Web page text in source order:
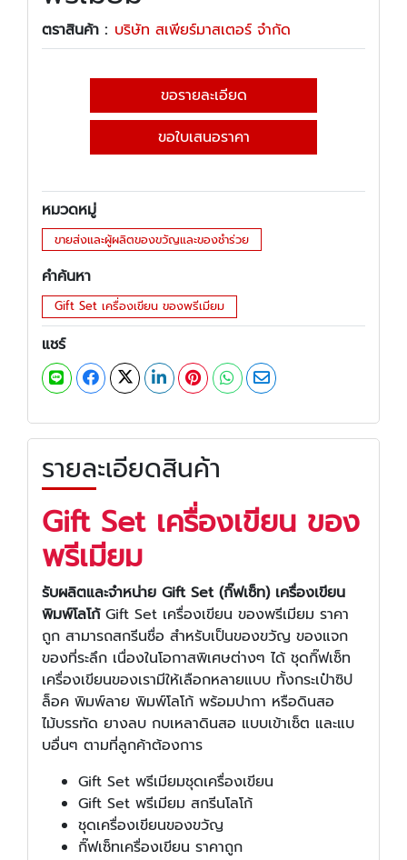
ตราสินค้า : บริษัท สเพียร์มาสเตอร์ จำกัด
ขอรายละเอียด
ขอใบเสนอราคา
หมวดหมู่
ขายส่งและผู้ผลิตของขวัญและของชำร่วย
คำค้นหา
Gift Set เครื่องเขียน ของพรีเมียม
แชร์
รายละเอียดสินค้า
Gift Set เครื่องเขียน ของ
พรีเมียม
รับผลิตและจำหน่าย Gift Set (กิ๊ฟเซ็ท) เครื่องเขียน
พิมพ์โลโก้Gift Set เครื่องเขียน ของพรีเมียม ราคา
ถูก สามารถสกรีนชื่อ สำหรับเป็นของขวัญ ของแจก
ของที่ระลึก เนื่องในโอกาสพิเศษต่างๆ ได้ ชุดกิ๊ฟเซ็ท
เครื่องเขียนของเรามีให้เลือกหลายแบบ ทั้งกระเป๋าซิป
ล็อค พิมพ์ลาย พิมพ์โลโก้ พร้อมปากา หรือดินสอ
ไม้บรรทัด ยางลบ กบเหลาดินสอ แบบเข้าเซ็ต และแบ
บอื่นๆ ตามที่ลูกค้าต้องการ
Gift Set พรีเมียมชุดเครื่องเขียน
Gift Set พรีเมียม สกรีนโลโก้
ชุดเครื่องเขียนของขวัญ
กิ๊ฟเซ็ทเครื่องเขียน ราคาถูก